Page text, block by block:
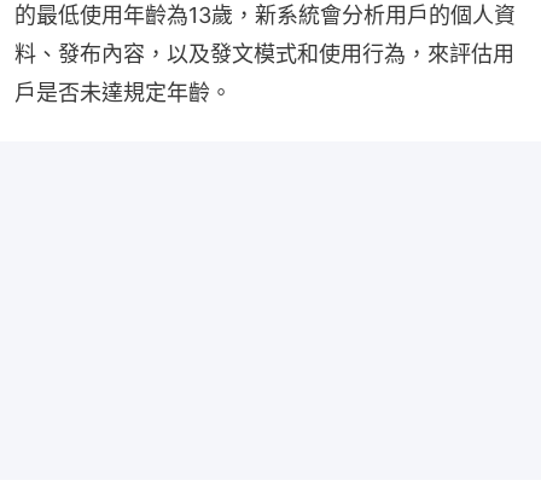
的最低使用年齡為13歲，新系統會分析用戶的個人資
料、發布內容，以及發文模式和使用行為，來評估用
戶是否未達規定年齡。